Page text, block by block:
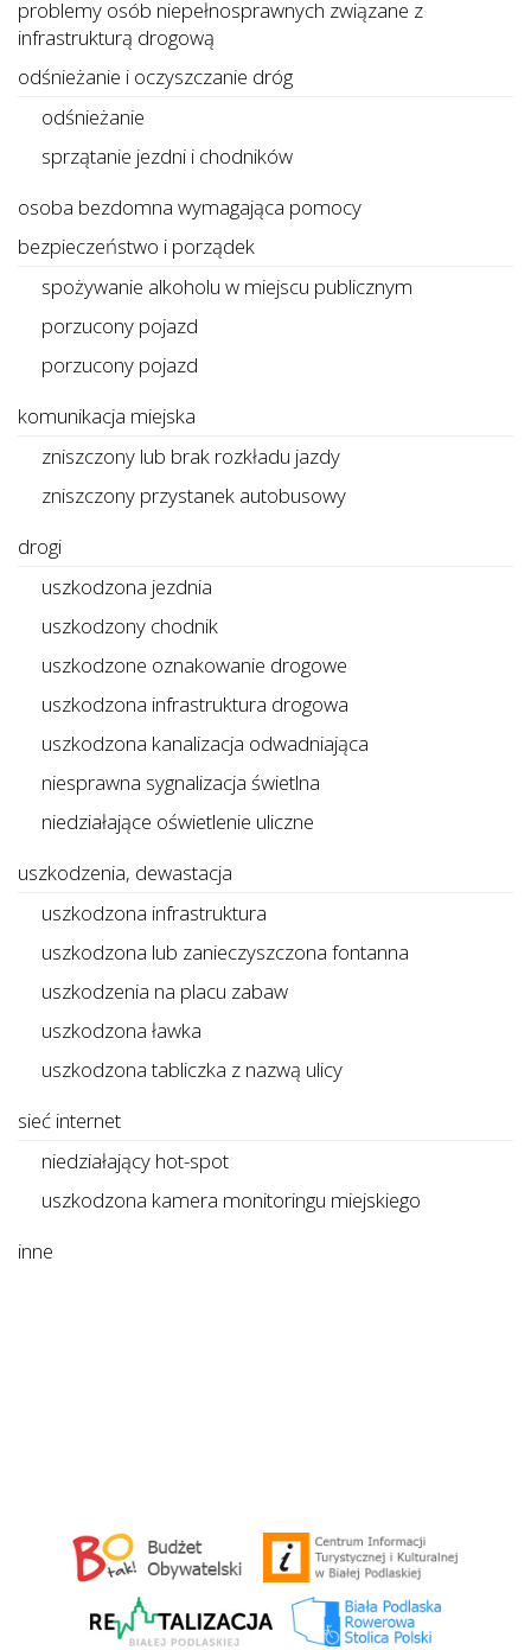
problemy osób niepełnosprawnych związane z
infrastrukturą drogową
odśnieżanie i oczyszczanie dróg
odśnieżanie
sprzątanie jezdni i chodników
osoba bezdomna wymagająca pomocy
bezpieczeństwo i porządek
spożywanie alkoholu w miejscu publicznym
porzucony pojazd
porzucony pojazd
komunikacja miejska
zniszczony lub brak rozkładu jazdy
zniszczony przystanek autobusowy
drogi
uszkodzona jezdnia
uszkodzony chodnik
uszkodzone oznakowanie drogowe
uszkodzona infrastruktura drogowa
uszkodzona kanalizacja odwadniająca
niesprawna sygnalizacja świetlna
niedziałające oświetlenie uliczne
uszkodzenia, dewastacja
uszkodzona infrastruktura
uszkodzona lub zanieczyszczona fontanna
uszkodzenia na placu zabaw
uszkodzona ławka
uszkodzona tabliczka z nazwą ulicy
sieć internet
niedziałający hot-spot
uszkodzona kamera monitoringu miejskiego
inne